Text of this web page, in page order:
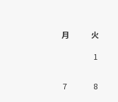
月
火
1
7 8